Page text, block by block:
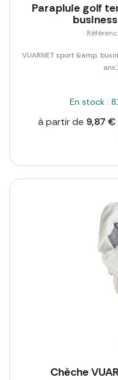
Parapluie golf
VUARNET sport &amp;
En stock :
à partir de 9,87 €
Chèche